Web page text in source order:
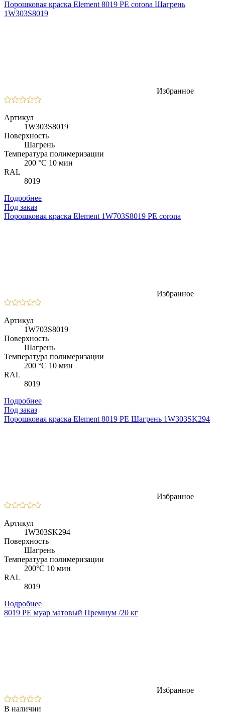
Порошковая краска Element 8019 PE corona Шагрень
1W303S8019
Избранное
Артикул
1W303S8019
Поверхность
Шагрень
Температура полимеризации
200 °C 10 мин
RAL
8019
Подробнее
Под заказ
Порошковая краска Element 1W703S8019 PE corona
Избранное
Артикул
1W703S8019
Поверхность
Шагрень
Температура полимеризации
200 °C 10 мин
RAL
8019
Подробнее
Под заказ
Порошковая краска Element 8019 PE Шагрень 1W303SK294
Избранное
Артикул
1W303SK294
Поверхность
Шагрень
Температура полимеризации
200°C 10 мин
RAL
8019
Подробнее
8019 PE муар матовый Премиум /20 кг
Избранное
В наличии